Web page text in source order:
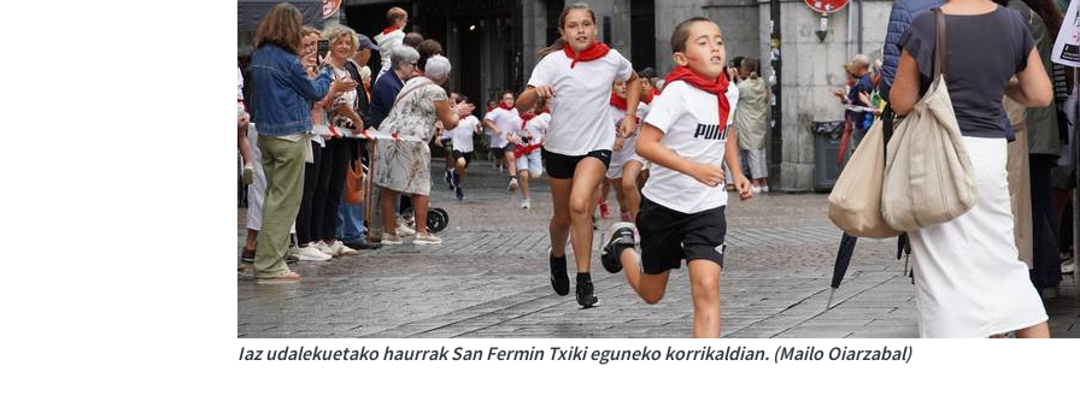
Iaz udalekuetako haurrak San Fermin Txiki eguneko korrikaldian. (Mailo Oiarzabal)